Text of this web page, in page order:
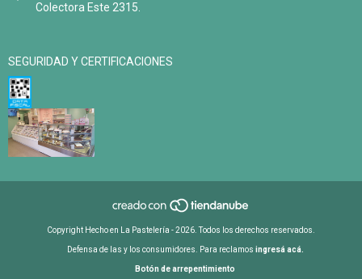
Colectora Este 2315.
SEGURIDAD Y CERTIFICACIONES
Copyright Hecho en La Pastelería - 2026. Todos los derechos reservados.
Defensa de las y los consumidores. Para reclamos ingresá acá.
Botón de arrepentimiento